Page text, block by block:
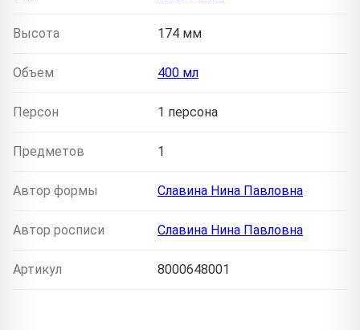
Высота 174 мм
Объем 400 мл
Персон 1 персона
Предметов 1
Автор формы Славина Нина Павловна
Автор росписи Славина Нина Павловна
Артикул 8000648001